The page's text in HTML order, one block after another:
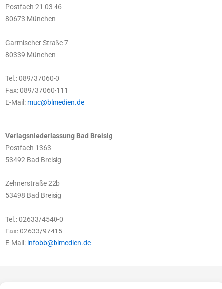
Postfach 21 03 46
80673 München
Garmischer Straße 7
80339 München
Tel.: 089/37060-0
Fax: 089/37060-111
E-Mail: muc@blmedien.de
Verlagsniederlassung Bad Breisig
Postfach 1363
53492 Bad Breisig
Zehnerstraße 22b
53498 Bad Breisig
Tel.: 02633/4540-0
Fax: 02633/97415
E-Mail: infobb@blmedien.de